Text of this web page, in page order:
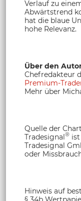
Verlauf zu
Abwärtstrend
hat die blaue
hohe Relevanz.
Über den
Chefredakteur
Premium-
Mehr über
Quelle der
Tradesignal®
Tradesignal
oder
Hinweis auf